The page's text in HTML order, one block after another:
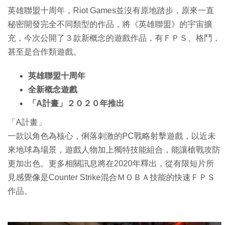
英雄聯盟十周年，Riot Games並沒有原地踏步，原來一直
秘密開發完全不同類型的作品，將《英雄聯盟》的宇宙擴
充，今次公開了３款新概念的遊戲作品，有ＦＰＳ、格鬥，
甚至是合作類遊戲。
英雄聯盟十周年
全新概念遊戲
「A計畫」２０２０年推出
「A計畫」
一款以角色為核心，俐落刺激的PC戰略射擊遊戲，以近未
來地球為場景，遊戲人物加上獨特技能組合，能讓槍戰攻防
更加出色。更多相關訊息將在2020年釋出，從有限短片所
見感覺像是Counter Strike混合ＭＯＢＡ技能的快速ＦＰＳ
作品。